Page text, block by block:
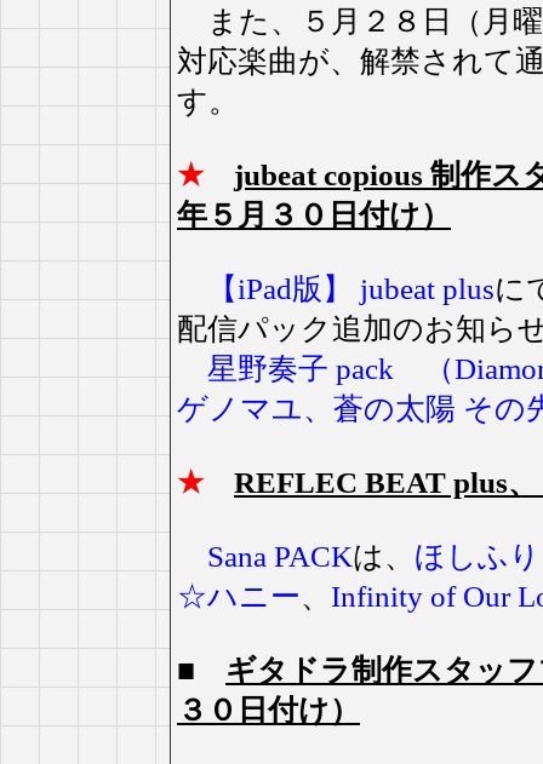
また、５月２８日（月
対応楽曲が、解禁されて
す。
★
jubeat copious 制作ス
年５月３０日付け）
【iPad版】 jubeat plusに
配信パック追加のお知ら
星野奏子 pack （
ゲノマユ、蒼の太陽 その
★ REFLEC BEAT plus
Sana PACKは、 ほしふり
☆ハニー、 Infinity of Our
■ ギタドラ制作スタッ
３０日付け）